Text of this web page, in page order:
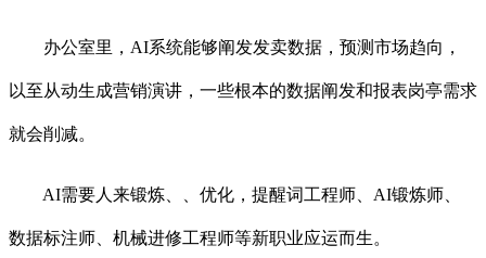
办公室里，AI系统能够阐发发卖数据，预测市场趋向，
以至从动生成营销演讲，一些根本的数据阐发和报表岗亭需求
就会削减。
AI需要人来锻炼、、优化，提醒词工程师、AI锻炼师、
数据标注师、机械进修工程师等新职业应运而生。